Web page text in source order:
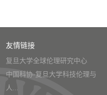
友情链接
复旦大学全球伦理研究中心
中国科协-复旦大学科技伦理与
人...